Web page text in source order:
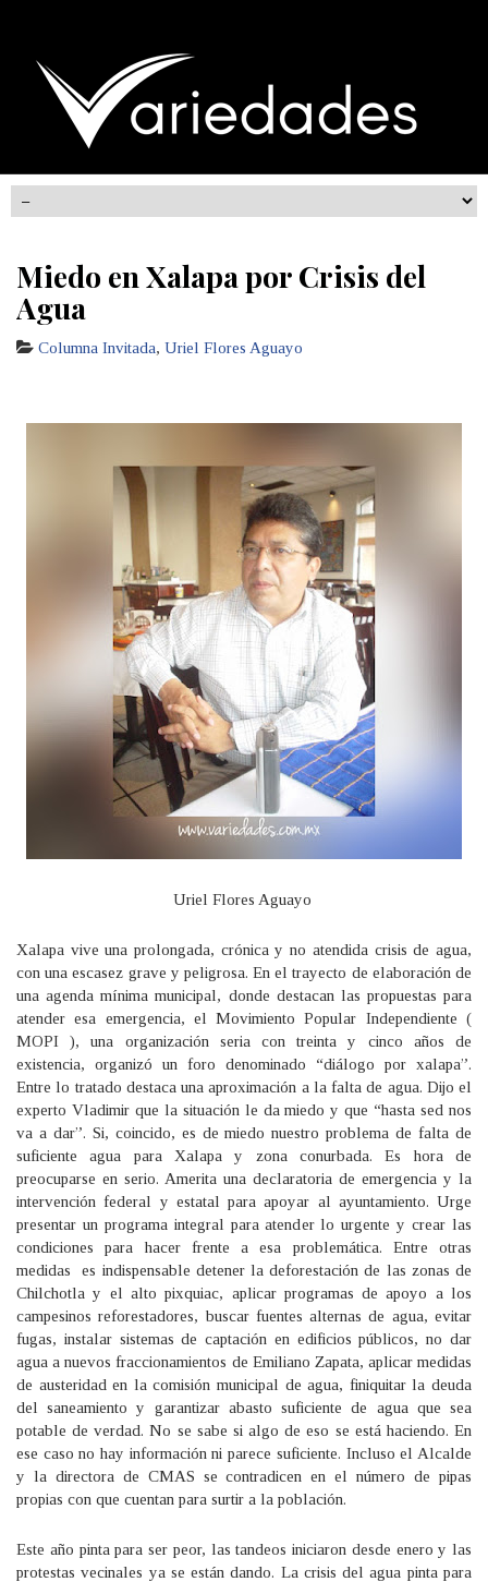
Miedo en Xalapa por Crisis del
Agua
Columna Invitada, Uriel Flores Aguayo
Uriel Flores Aguayo
Xalapa vive una prolongada, crónica y no atendida crisis de agua,
con una escasez grave y peligrosa. En el trayecto de elaboración de
una agenda mínima municipal, donde destacan las propuestas para
atender esa emergencia, el Movimiento Popular Independiente (
MOPI ), una organización seria con treinta y cinco años de
existencia, organizó un foro denominado “diálogo por xalapa”.
Entre lo tratado destaca una aproximación a la falta de agua. Dijo el
experto Vladimir que la situación le da miedo y que “hasta sed nos
va a dar”. Si, coincido, es de miedo nuestro problema de falta de
suficiente agua para Xalapa y zona conurbada. Es hora de
preocuparse en serio. Amerita una declaratoria de emergencia y la
intervención federal y estatal para apoyar al ayuntamiento. Urge
presentar un programa integral para atender lo urgente y crear las
condiciones para hacer frente a esa problemática. Entre otras
medidas es indispensable detener la deforestación de las zonas de
Chilchotla y el alto pixquiac, aplicar programas de apoyo a los
campesinos reforestadores, buscar fuentes alternas de agua, evitar
fugas, instalar sistemas de captación en edificios públicos, no dar
agua a nuevos fraccionamientos de Emiliano Zapata, aplicar medidas
de austeridad en la comisión municipal de agua, finiquitar la deuda
del saneamiento y garantizar abasto suficiente de agua que sea
potable de verdad. No se sabe si algo de eso se está haciendo. En
ese caso no hay información ni parece suficiente. Incluso el Alcalde
y la directora de CMAS se contradicen en el número de pipas
propias con que cuentan para surtir a la población.
Este año pinta para ser peor, las tandeos iniciaron desde enero y las
protestas vecinales ya se están dando. La crisis del agua pinta para